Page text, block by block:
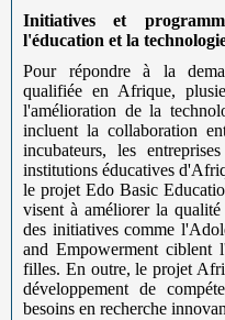
Initiatives et
l'éducation et la
Pour répondre à la
qualifiée en Afrique,
l'amélioration de la
incluent la collaboration
incubateurs, les
institutions éducatives
le projet Edo Basic
visent à améliorer la
des initiatives comme
and Empowerment ciblent
filles. En outre, le projet
développement de
besoins en recherche